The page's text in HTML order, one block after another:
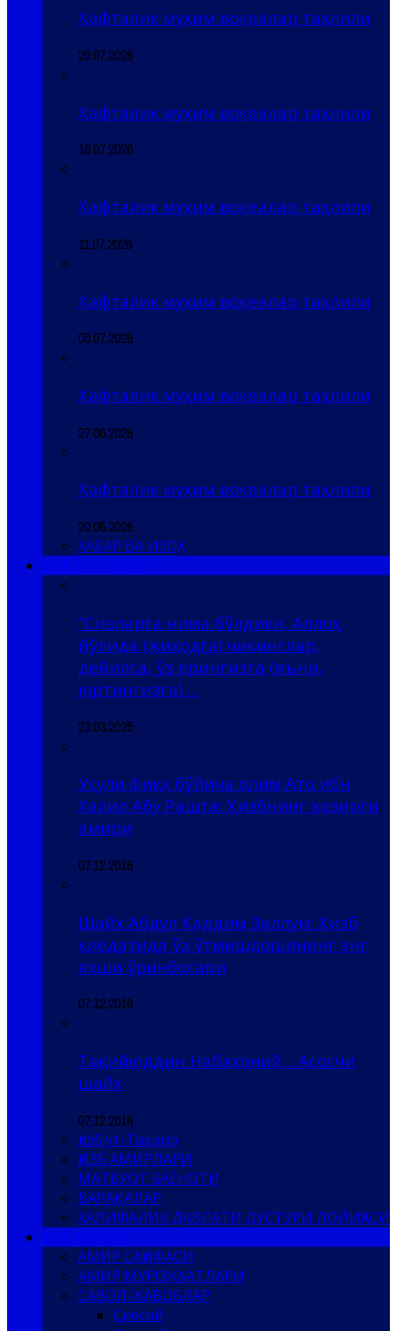
Ҳафталик муҳим воқеалар таҳлили
25.07.2026
Ҳафталик муҳим воқеалар таҳлили
18.07.2026
Ҳафталик муҳим воқеалар таҳлили
11.07.2026
Ҳафталик муҳим воқеалар таҳлили
05.07.2026
Ҳафталик муҳим воқеалар таҳлили
27.06.2026
Ҳафталик муҳим воқеалар таҳлили
20.06.2026
ХАБАР ВА ИЗОҲ
“Сизларга нима бўлдики, Аллоҳ
йўлида (жиҳодга) чиқинглар,
дейилса, ўз ерингизга (яъни,
юртингизга) ...
23.03.2025
Усули фиқҳ бўйича олим Ато ибн
Халил Абу Рашта: Ҳизбнинг ҳозирги
амири
07.12.2016
Шайх Абдул Қаддим Заллум: Ҳизб
қиёдатида ўз ўтмишдошининг энг
яхши ўринбосари
07.12.2016
Тақийюддин Набаҳоний… Асосчи
шайх
07.12.2016
Ҳизб ут-Таҳрир
ҲИЗБ АМИРЛАРИ
МАТБУОТ БАЁНОТИ
ВАРАҚАЛАР
ХАЛИФАЛИК ДАВЛАТИ ДУСТУРИ ЛОЙИҲАСИ
АМИР САҲИФАСИ
АМИР МУРОЖААТЛАРИ
САВОЛ-ЖАВОБЛАР
Сиёсий